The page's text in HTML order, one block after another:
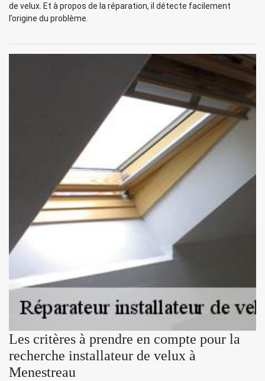
de velux. Et à propos de la réparation, il détecte facilement
l’origine du problème.
Les critères à prendre en compte pour la
recherche installateur de velux à
Menestreau